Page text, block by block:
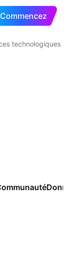
Commencez
technologiques